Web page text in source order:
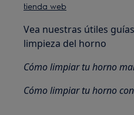
tienda web
Vea nuestras útiles
limpieza del horno
Cómo limpiar tu horno
Cómo limpiar tu horno